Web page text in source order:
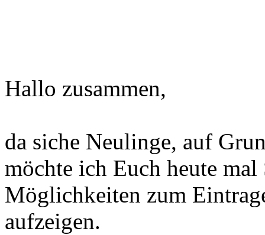
Hallo zusammen,
da siche Neulinge, auf
möchte ich Euch heute
Möglichkeiten zum
aufzeigen.